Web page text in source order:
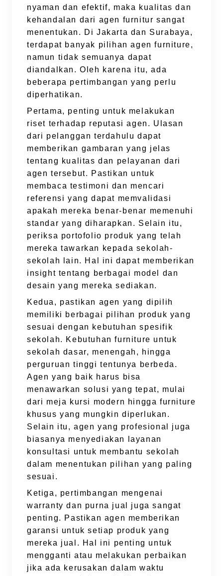
nyaman dan efektif, maka kualitas dan
kehandalan dari agen furnitur sangat
menentukan. Di Jakarta dan Surabaya,
terdapat banyak pilihan agen furniture,
namun tidak semuanya dapat
diandalkan. Oleh karena itu, ada
beberapa pertimbangan yang perlu
diperhatikan.
Pertama, penting untuk melakukan
riset terhadap reputasi agen. Ulasan
dari pelanggan terdahulu dapat
memberikan gambaran yang jelas
tentang kualitas dan pelayanan dari
agen tersebut. Pastikan untuk
membaca testimoni dan mencari
referensi yang dapat memvalidasi
apakah mereka benar-benar memenuhi
standar yang diharapkan. Selain itu,
periksa portofolio produk yang telah
mereka tawarkan kepada sekolah-
sekolah lain. Hal ini dapat memberikan
insight tentang berbagai model dan
desain yang mereka sediakan.
Kedua, pastikan agen yang dipilih
memiliki berbagai pilihan produk yang
sesuai dengan kebutuhan spesifik
sekolah. Kebutuhan furniture untuk
sekolah dasar, menengah, hingga
perguruan tinggi tentunya berbeda.
Agen yang baik harus bisa
menawarkan solusi yang tepat, mulai
dari meja kursi modern hingga furniture
khusus yang mungkin diperlukan.
Selain itu, agen yang profesional juga
biasanya menyediakan layanan
konsultasi untuk membantu sekolah
dalam menentukan pilihan yang paling
sesuai.
Ketiga, pertimbangan mengenai
warranty dan purna jual juga sangat
penting. Pastikan agen memberikan
garansi untuk setiap produk yang
mereka jual. Hal ini penting untuk
mengganti atau melakukan perbaikan
jika ada kerusakan dalam waktu